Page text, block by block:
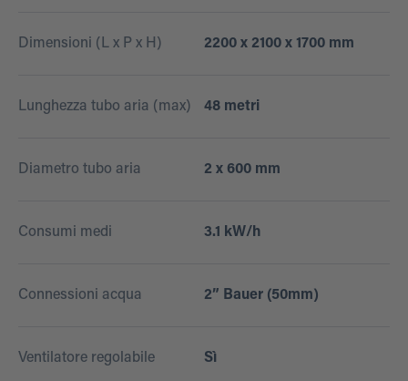
Dimensioni (L x P x H) 2200 x 2100 x 1700 mm
Lunghezza tubo aria (max) 48 metri
Diametro tubo aria 2 x 600 mm
Consumi medi 3.1 kW/h
Connessioni acqua 2” Bauer (50mm)
Ventilatore regolabile Sì